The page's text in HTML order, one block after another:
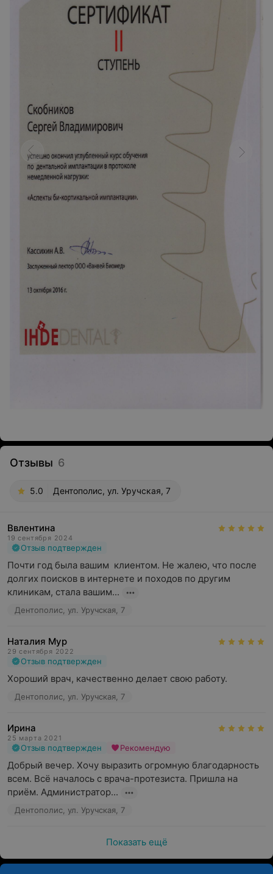
Отзывы 6
5.0 Дентополис, ул. Уручская, 7
Ввлентина
19 сентября 2024
Отзыв подтвержден
Почти год была вашим  клиентом. Не жалею, что после
долгих поисков в интернете и походов по другим
клиникам, стала вашим...
Дентополис, ул. Уручская, 7
Наталия Мур
29 сентября 2022
Отзыв подтвержден
Хороший врач, качественно делает свою работу.
Дентополис, ул. Уручская, 7
Ирина
25 марта 2021
Отзыв подтвержден Рекомендую
Добрый вечер. Хочу выразить огромную благодарность
всем. Всё началось с врача-протезиста. Пришла на
приём. Администратор...
Дентополис, ул. Уручская, 7
Показать ещё